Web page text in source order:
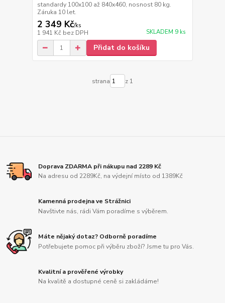
standardy 100x100 až 840x460, nosnost 80 kg.
Záruka 10 let.
2 349 Kč/ks
1 941 Kč bez DPH SKLADEM 9 ks
Přidat do košíku
strana z 1
Doprava ZDARMA při nákupu nad 2289 Kč
Na adresu od 2289Kč, na výdejní místo od 1389Kč
Kamenná prodejna ve Strážnici
Navštivte nás, rádi Vám poradíme s výběrem.
Máte nějaký dotaz? Odborně poradíme
Potřebujete pomoc při výběru zboží? Jsme tu pro Vás.
Kvalitní a prověřené výrobky
Na kvalitě a dostupné ceně si zakládáme!